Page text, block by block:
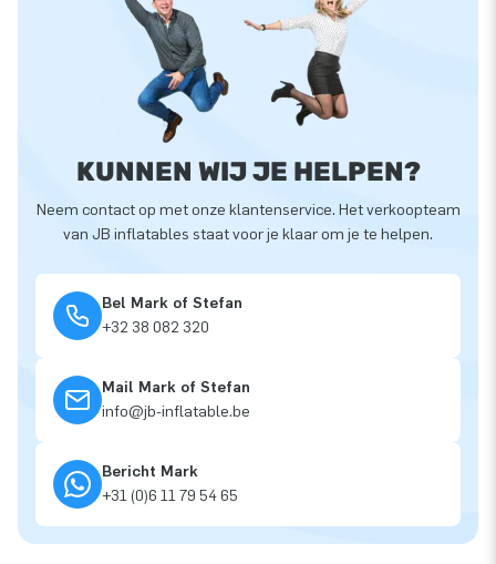
KUNNEN WIJ JE HELPEN?
Neem contact op met onze klantenservice. Het verkoopteam
van JB inflatables staat voor je klaar om je te helpen.
Bel Mark of Stefan
+32 38 082 320
Mail Mark of Stefan
info@jb-inflatable.be
Bericht Mark
+31 (0)6 11 79 54 65